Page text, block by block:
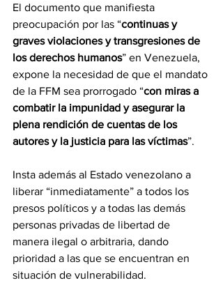
El documento que manifiesta
preocupación por las “continuas y
graves violaciones y transgresiones de
los derechos humanos” en Venezuela,
expone la necesidad de que el mandato
de la FFM sea prorrogado “con miras a
combatir la impunidad y asegurar la
plena rendición de cuentas de los
autores y la justicia para las víctimas”.
Insta además al Estado venezolano a
liberar “inmediatamente” a todos los
presos políticos y a todas las demás
personas privadas de libertad de
manera ilegal o arbitraria, dando
prioridad a las que se encuentran en
situación de vulnerabilidad.